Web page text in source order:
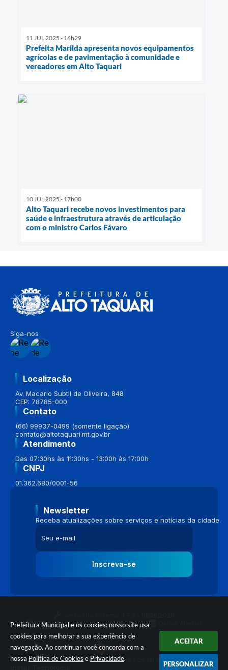
Prefeitura Municipal e os cookies: nosso site usa
cookies para melhorar a sua experiência de
navegação. Ao continuar você concorda com a
nossa Política de Cookies e Privacidade.
ACEITAR
PERSONALIZAR
11 JUL 2025 - 16h29
Prefeita Marilda apresenta novos equipamentos
agrícolas e de pavimentação à comunidade e
vereadores em Alto Taquari
10 JUL 2025 - 17h00
Alto Taquari recebe novos investimentos para
saúde e infraestrutura através de articulação
com o ministro Carlos Fávaro
Siga-nos
Localização
Av. Macario Subtil de Oliveira, 848
CEP: 78785-000
Contato
(66) 99937-0499 (somente ligação)
contato@altotaquari.mt.gov.br
Atendimento
Das 07:30hs às 11:30hs - 13:00h às 17:00h
CNPJ
01.362.680/0001-56
Newsletter
Receba atualizações sobre serviços e notícias da cidade.
Inscreva-se
Portal atualizado em:04/08/2026 16:58
© Copyright Instar - 2006-2026. Todos os direitos reservados -